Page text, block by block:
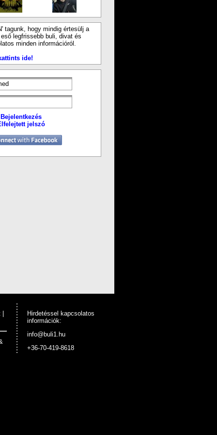
tagunk, hogy mindig értesülj a
legfrissebb buli, divat és
minden információról.
ide!
Bejelentkezés
jelszó
Hirdetéssel kapcsolatos
információk:
info@buli1.hu
+36-70-419-8618